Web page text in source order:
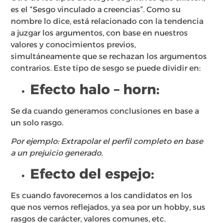
es el “Sesgo​ vinculado a creencias”. Como su
nombre lo dice, está relacionado con la tendencia
a juzgar los argumentos, con base en nuestros
valores y conocimientos previos,
simultáneamente que se rechazan los argumentos
contrarios. Este tipo de sesgo se puede dividir en:
Efecto halo – horn:
Se da cuando generamos conclusiones en base a
un solo rasgo.​
Por ejemplo: Extrapolar el perfil completo en base
a un prejuicio generado.
Efecto del espejo:
Es cuando favorecemos a los candidatos en los
que nos vemos reflejados, ya sea por un hobby, sus
rasgos de carácter, valores comunes, etc. ​